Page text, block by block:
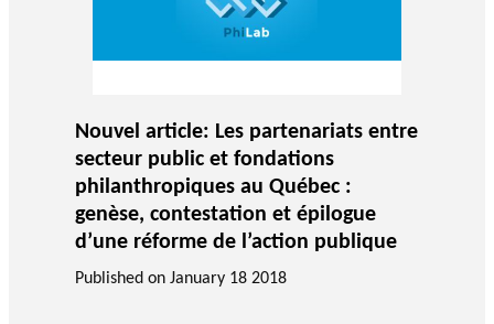
Nouvel article: Les partenariats entre
secteur public et fondations
philanthropiques au Québec :
genèse, contestation et épilogue
d’une réforme de l’action publique
Published on January 18 2018